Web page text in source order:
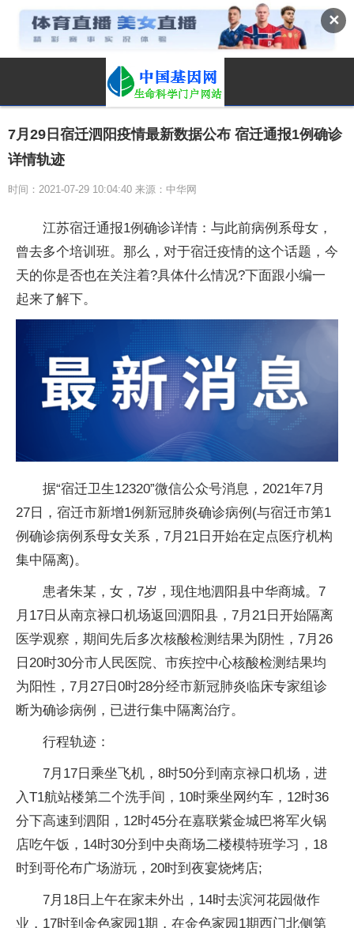
✕
7月29日宿迁泗阳疫情最新数据公布 宿迁通报1例确诊
详情轨迹
时间：2021-07-29 10:04:40 来源：中华网
江苏宿迁通报1例确诊详情：与此前病例系母女，
曾去多个培训班。那么，对于宿迁疫情的这个话题，今
天的你是否也在关注着?具体什么情况?下面跟小编一
起来了解下。
据“宿迁卫生12320”微信公众号消息，2021年7月
27日，宿迁市新增1例新冠肺炎确诊病例(与宿迁市第1
例确诊病例系母女关系，7月21日开始在定点医疗机构
集中隔离)。
患者朱某，女，7岁，现住地泗阳县中华商城。7
月17日从南京禄口机场返回泗阳县，7月21日开始隔离
医学观察，期间先后多次核酸检测结果为阴性，7月26
日20时30分市人民医院、市疾控中心核酸检测结果均
为阳性，7月27日0时28分经市新冠肺炎临床专家组诊
断为确诊病例，已进行集中隔离治疗。
行程轨迹：
7月17日乘坐飞机，8时50分到南京禄口机场，进
入T1航站楼第二个洗手间，10时乘坐网约车，12时36
分下高速到泗阳，12时45分在嘉联紫金城巴将军火锅
店吃午饭，14时30分到中央商场二楼模特班学习，18
时到哥伦布广场游玩，20时到夜宴烧烤店;
7月18日上午在家未外出，14时去滨河花园做作
业，17时到金色家园1期，在金色家园1期西门北侧第